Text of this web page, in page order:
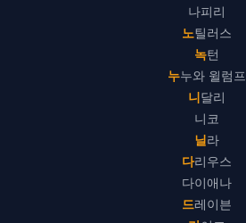
나피리
노틸러스
녹턴
누누와 윌럼프
니달리
니코
닐라
다리우스
다이애나
드레이븐